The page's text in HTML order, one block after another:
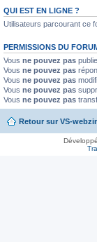
QUI EST EN LIGNE ?
Utilisateurs parcourant ce
PERMISSIONS DU
Vous ne pouvez pas
Vous ne pouvez pas
Vous ne pouvez pas
Vous ne pouvez pas
Vous ne pouvez pas
Retour sur VS-